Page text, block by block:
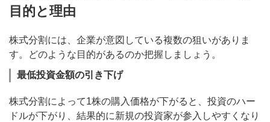
目的と理由
株式分割には、企業が意図している複数の狙いがありま
す。どのような目的があるのか把握しましょう。
最低投資金額の引き下げ
株式分割によって1株の購入価格が下がると、投資のハー
ドルが下がり、結果的に新規の投資家が参入しやすくなり